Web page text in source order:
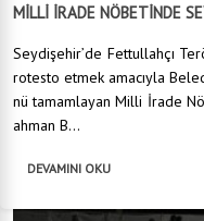
MİLLİ İRADE NÖBETİNDE
Seydişehir’de Fettullahçı
rotesto etmek amacıyla
nü tamamlayan Milli İrade
ahman B...
DEVAMINI OKU